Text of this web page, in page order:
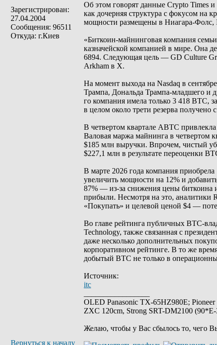
Зарегистрирован:
27.04.2004
Сообщения: 96511
Откуда: г.Киев
Об этом говорят данные Crypto Times
как дочерняя структура с фокусом
мощности размещены в Ниагара-Фолс,
«Биткоин-майнинговая компания
казначейской компанией в мире. Она
6894. Следующая цель — GD Culture
Arkham в Х.
На момент выхода на Nasdaq в
Трампа, Дональда Трампа-младшего и
го компания имела только 3 418 BTC,
в целом около трети резерва получено
В четвертом квартале ABTC
Валовая маржа майнинга в четвертом
$185 млн выручки. Впрочем, чистый
$227,1 млн в результате переоценки
В марте 2026 года компания
увеличить мощности на 12% и
87% — из-за снижения цены биткоина
прибыли. Несмотря на это, аналитики
«Покупать» и целевой ценой $4 —
Во главе рейтинга публичных BTC-
Technology, также связанная с
даже несколько дополнительных
корпоративном рейтинге. В то же
добытый BTC не только в
Источник:
itc
OLED Panasonic TX-65HZ980E;
ZXC 120cm, Strong SRT-DM2100
Желаю, чтобы у Вас сбылось то, чего
Вернуться к началу